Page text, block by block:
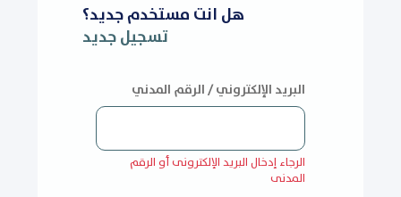
هل انت مستخدم جديد؟
تسجيل جديد
البريد الإلكتروني / الرقم المدني
الرجاء إدخال البريد الإلكترونى أو الرقم